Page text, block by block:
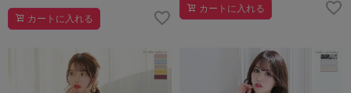
カートに入れる
カートに入れる